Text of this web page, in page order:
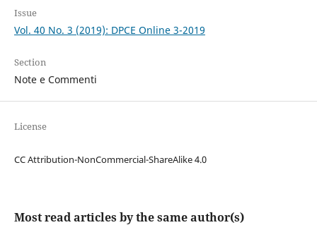
Issue
Vol. 40 No. 3 (2019): DPCE Online 3-2019
Section
Note e Commenti
License
CC Attribution-NonCommercial-ShareAlike 4.0
Most read articles by the same author(s)